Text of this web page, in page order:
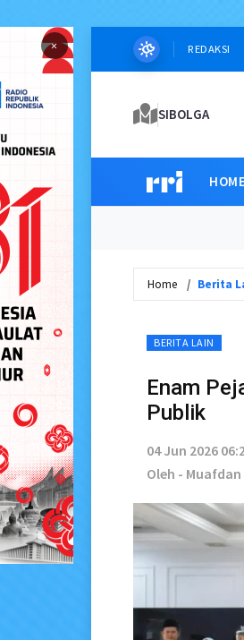
× REDAKSI
SIBOLGA
HOME
Home Berita
BERITA LAIN
Enam
Publik
04 Jun 2026
Oleh -